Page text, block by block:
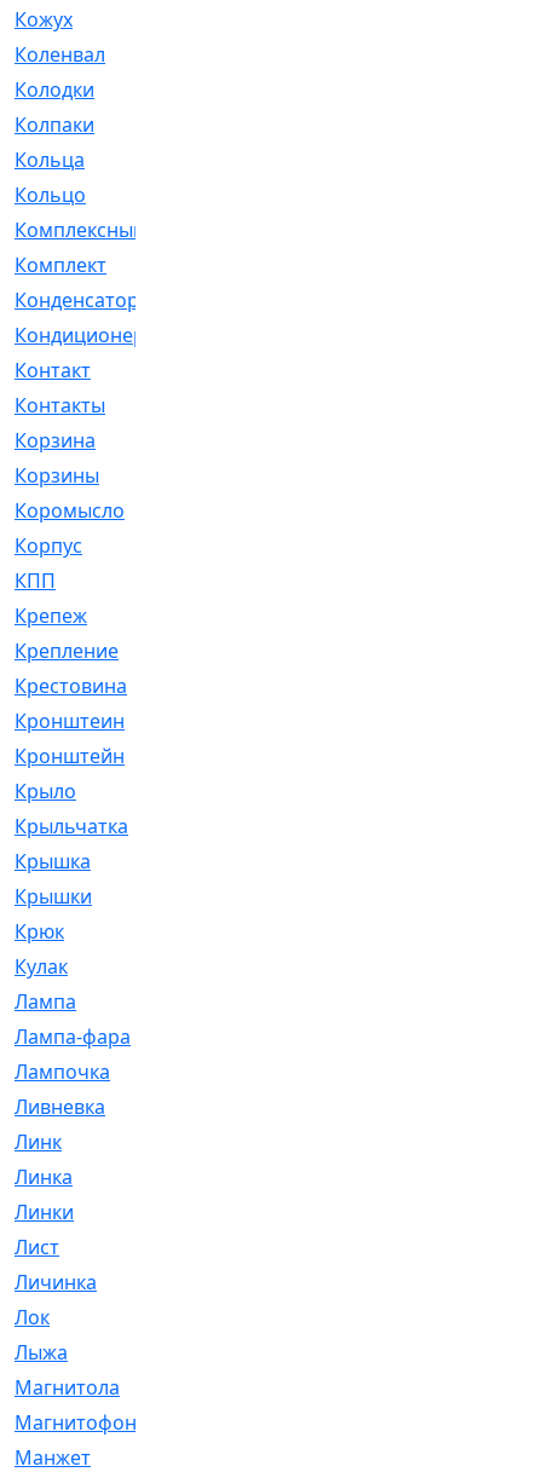
Кожух
Коленвал
Колодки
Колпаки
Кольца
Кольцо
Комплексный
Комплект
Конденсатор
Кондиционер
Контакт
Контакты
Корзина
Корзины
Коромысло
Корпус
КПП
Крепеж
Крепление
Крестовина
Кронштеин
Кронштейн
Крыло
Крыльчатка
Крышка
Крышки
Крюк
Кулак
Лампа
Лампа-фара
Лампочка
Ливневка
Линк
Линка
Линки
Лист
Личинка
Лок
Лыжа
Магнитола
Магнитофон
Манжет